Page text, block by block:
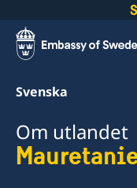
Svenska
Om utlandet